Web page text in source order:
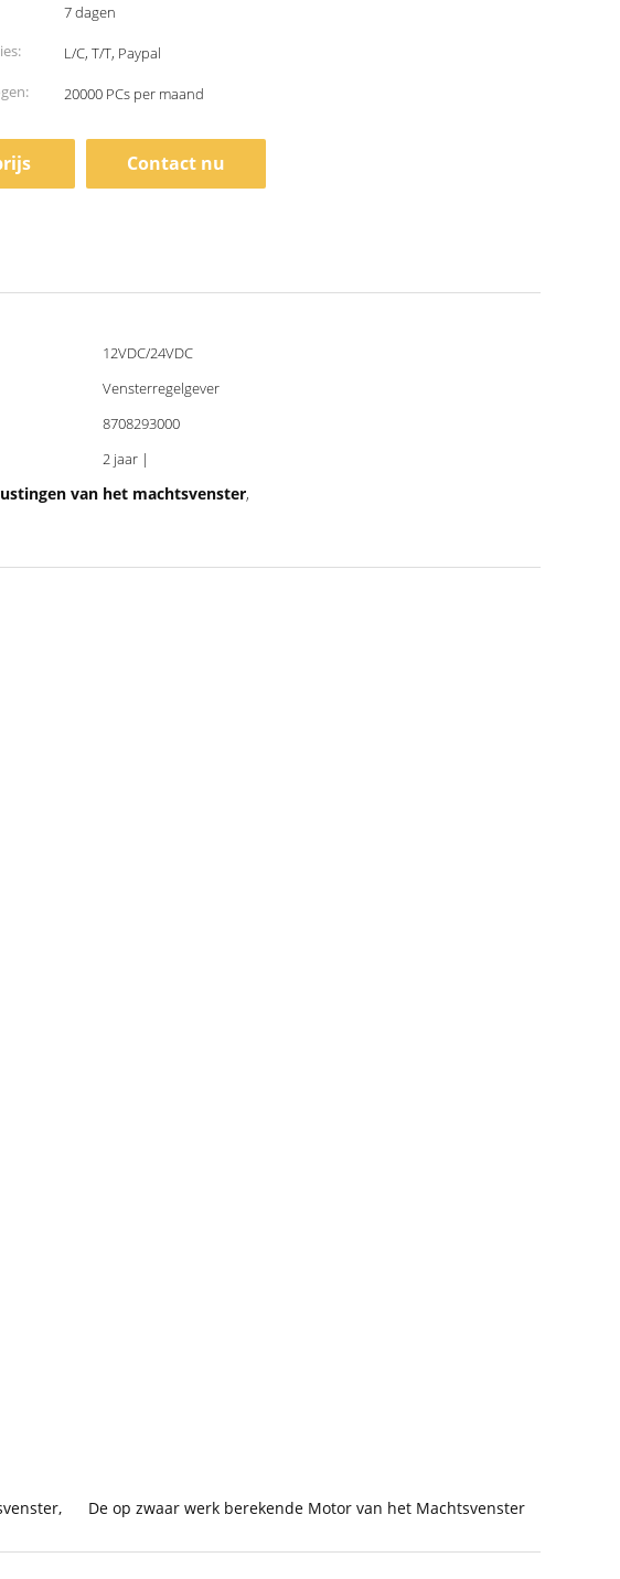
7 dagen
L/C, T/T, Paypal
20000 PCs per maand
Contact nu
12VDC/24VDC
Vensterregelgever
8708293000
2 jaar |
van het machtsvenster,
, De op zwaar werk berekende Motor van het Machtsvenster